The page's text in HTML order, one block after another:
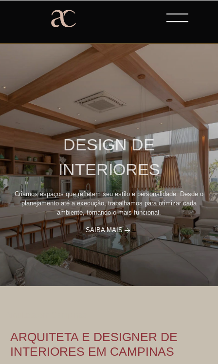
DESIGN DE
INTERIORES
Criamos espaços que refletem seu estilo e personalidade. Desde o
planejamento até a execução, trabalhamos para otimizar cada
ambiente, tornando-o mais funcional.
SAIBA MAIS
ARQUITETA E DESIGNER DE
INTERIORES EM CAMPINAS